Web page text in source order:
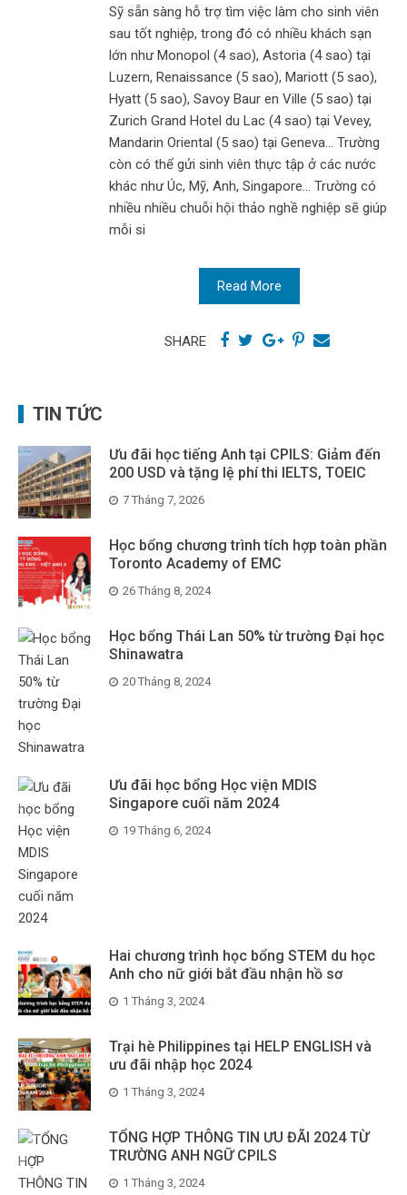
Sỹ sẵn sàng hỗ trợ tìm việc làm cho sinh viên
sau tốt nghiệp, trong đó có nhiều khách sạn
lớn như Monopol (4 sao), Astoria (4 sao) tại
Luzern, Renaissance (5 sao), Mariott (5 sao),
Hyatt (5 sao), Savoy Baur en Ville (5 sao) tại
Zurich Grand Hotel du Lac (4 sao) tại Vevey,
Mandarin Oriental (5 sao) tại Geneva… Trường
còn có thể gửi sinh viên thực tập ở các nước
khác như Úc, Mỹ, Anh, Singapore… Trường có
nhiều nhiều chuỗi hội thảo nghề nghiệp sẽ giúp
mỗi si
Read More
SHARE
TIN TỨC
Ưu đãi học tiếng Anh tại CPILS: Giảm đến
200 USD và tặng lệ phí thi IELTS, TOEIC
7 Tháng 7, 2026
Học bổng chương trình tích hợp toàn phần
Toronto Academy of EMC
26 Tháng 8, 2024
Học bổng Thái Lan 50% từ trường Đại học
Shinawatra
20 Tháng 8, 2024
Ưu đãi học bổng Học viện MDIS
Singapore cuối năm 2024
19 Tháng 6, 2024
Hai chương trình học bổng STEM du học
Anh cho nữ giới bắt đầu nhận hồ sơ
1 Tháng 3, 2024
Trại hè Philippines tại HELP ENGLISH và
ưu đãi nhập học 2024
1 Tháng 3, 2024
TỔNG HỢP THÔNG TIN ƯU ĐÃI 2024 TỪ
TRƯỜNG ANH NGỮ CPILS
1 Tháng 3, 2024